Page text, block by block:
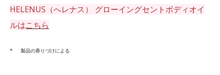
HELENUS（へレナス） グローイングセントボディオイ
ルはこちら
* 製品の香りづけによる